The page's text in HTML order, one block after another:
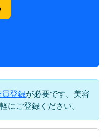
員登録が必要です。美容
にご登録ください。